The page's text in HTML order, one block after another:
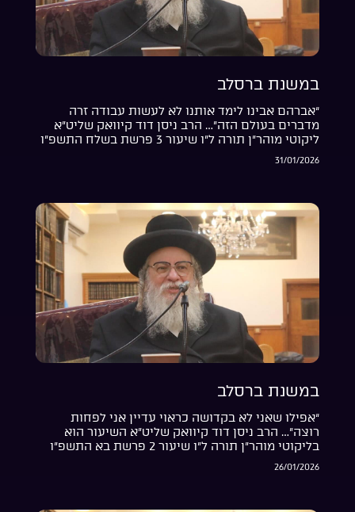
במשנת ברסלב
“אברהם אבינו לימד אותנו לא לעשות עבודה זרה
מדברים בעולם הזה”… הרב ניסן דוד קיוואק שליט”א
ליקוטי מוהר”ן תורה ל”ו שיעור 3 פרשת בשלח התשפ”ו
31/01/2026
במשנת ברסלב
“אפילו שאני לא בקדושה כראוי עדיין אני לפחות
רוצה”… הרב ניסן דוד קיוואק שליט”א השיעור הוא
בליקוטי מוהר”ן תורה ל”ו שיעור 2 פרשת בא התשפ”ו
26/01/2026